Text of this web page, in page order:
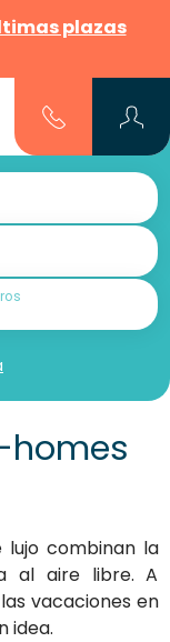
plazas
lujo combinan la
al aire libre. A
vacaciones en
idea.